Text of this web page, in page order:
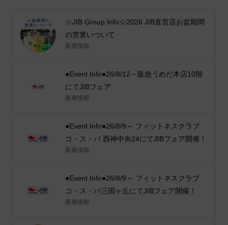
☆JIB Group Info☆2026 JIB直営店お盆期間
の営業いついて
新着情報
●Event Info●26/8/12～阪急うめだ本店10階
にてJIBフェア
新着情報
●Event Info●26/8/9～ フィットネスクラブ
コ・ス・パ 西神中央24にてJIBフェア開催！
新着情報
●Event Info●26/8/9～ フィットネスクラブ
コ・ス・パ三国ヶ丘にてJIBフェア開催！
新着情報